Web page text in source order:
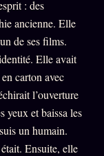
: des
ancienne. Elle
de ses films.
Elle avait
carton avec
l’ouverture
yeux et baissa les
un humain.
Ensuite, elle